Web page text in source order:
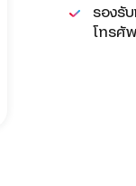
รองรั
โทรศั